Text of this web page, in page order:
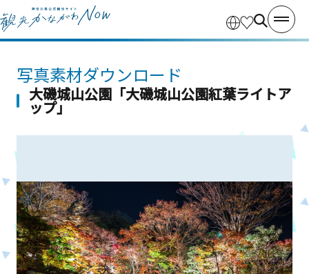
写真素材ダウンロード
大磯城山公園「大磯城山公園紅葉ライトア
ップ」